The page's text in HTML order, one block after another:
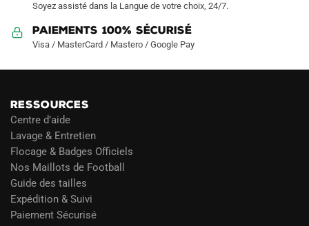
Soyez assisté dans la Langue de votre choix, 24/7.
Paiements 100% Sécurisé
Visa / MasterCard / Mastero / Google Pay
RESSOURCES
Centre d’aide
Lavage & Entretien
Flocage & Badges Officiels
Nos Maillots de Football
Guide des tailles
Expédition & Suivi
Paiement Sécurisé